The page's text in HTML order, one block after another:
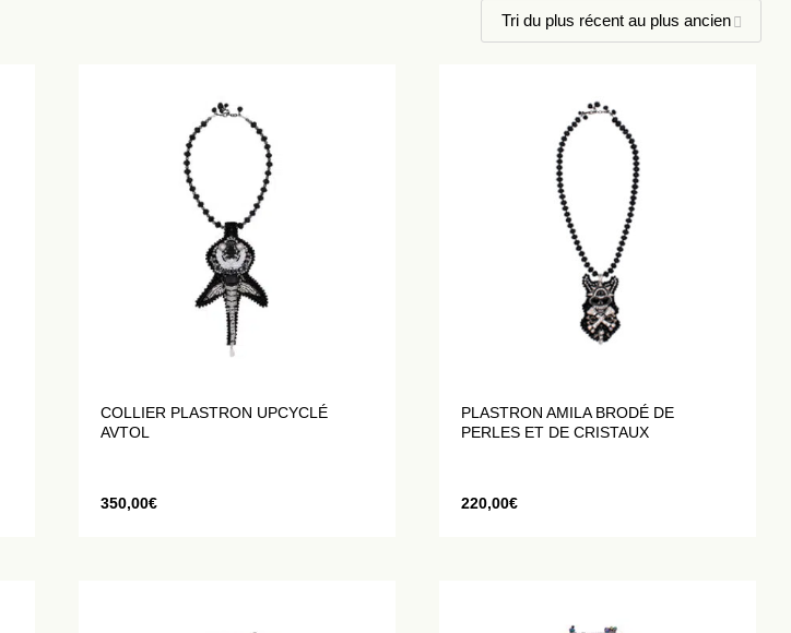
COLLIER PLASTRON UPCYCLÉ
AVTOL
350,00€
PLASTRON AMILA BRODÉ DE
PERLES ET DE CRISTAUX
220,00€